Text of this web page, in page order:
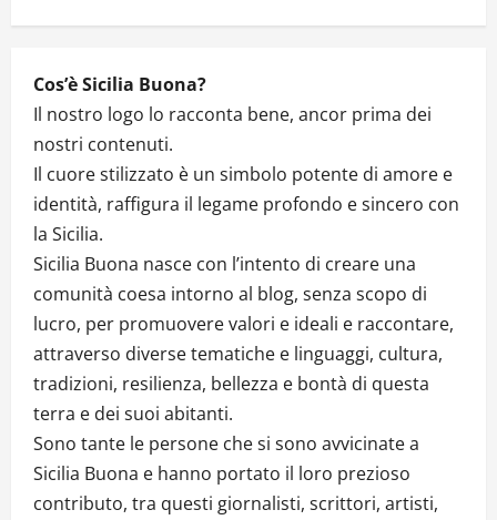
n
Cos’è Sicilia Buona?
Il nostro logo lo racconta bene, ancor prima dei
nostri contenuti.
Il cuore stilizzato è un simbolo potente di amore e
identità, raffigura il legame profondo e sincero con
la Sicilia.
Sicilia Buona nasce con l’intento di creare una
comunità coesa intorno al blog, senza scopo di
lucro, per promuovere valori e ideali e raccontare,
attraverso diverse tematiche e linguaggi, cultura,
tradizioni, resilienza, bellezza e bontà di questa
terra e dei suoi abitanti.
Sono tante le persone che si sono avvicinate a
Sicilia Buona e hanno portato il loro prezioso
contributo, tra questi giornalisti, scrittori, artisti,